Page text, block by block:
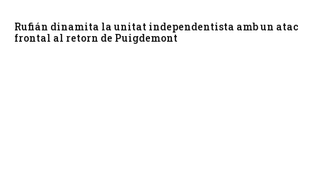
Rufián dinamita la unitat independentista amb un atac
frontal al retorn de Puigdemont